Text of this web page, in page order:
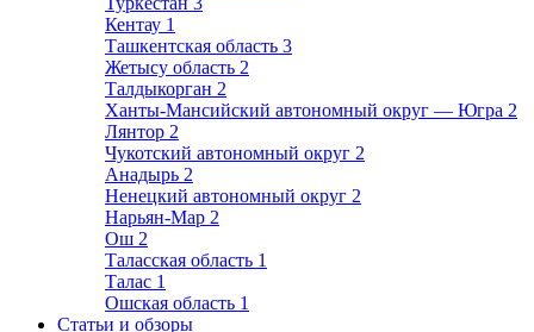
Кентау 1
Ташкентская область 3
Жетысу область 2
Талдыкорган 2
Ханты-Мансийский автономный округ — Югра 2
Лянтор 2
Чукотский автономный округ 2
Анадырь 2
Ненецкий автономный округ 2
Нарьян-Мар 2
Ош 2
Таласская область 1
Талас 1
Ошская область 1
Статьи и обзоры